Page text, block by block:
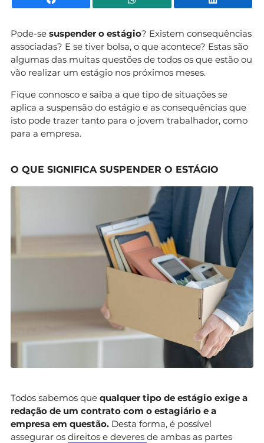
Pode-se suspender o estágio? Existem consequências
associadas? E se tiver bolsa, o que acontece? Estas são
algumas das muitas questões de todos os que estão ou
vão realizar um estágio nos próximos meses.
Fique connosco e saiba a que tipo de situações se
aplica a suspensão do estágio e as consequências que
isto pode trazer tanto para o jovem trabalhador, como
para a empresa.
O QUE SIGNIFICA SUSPENDER O ESTÁGIO
Todos sabemos que qualquer tipo de estágio exige a
redação de um contrato com o estagiário e a
empresa em questão. Desta forma, é possível
assegurar os direitos e deveres de ambas as partes